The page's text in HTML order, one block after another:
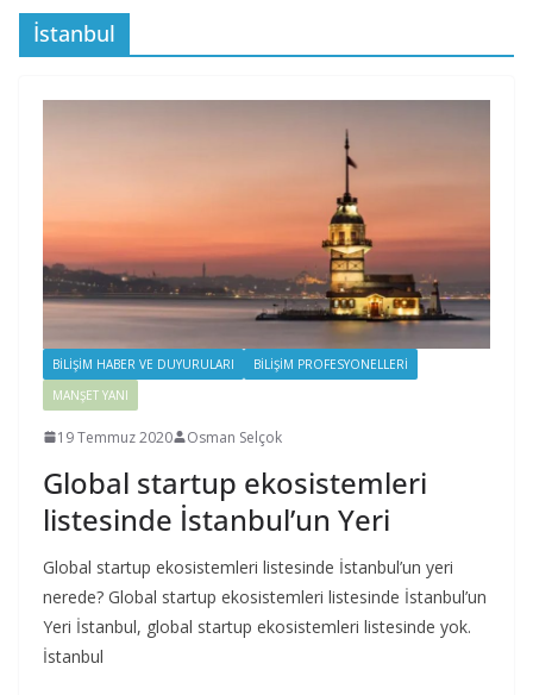
İstanbul
BILIŞIM HABER VE DUYURULARI
BILIŞIM PROFESYONELLERI
MANŞET YANI
19 Temmuz 2020 Osman Selçok
Global startup ekosistemleri
listesinde İstanbul’un Yeri
Global startup ekosistemleri listesinde İstanbul’un yeri
nerede? Global startup ekosistemleri listesinde İstanbul’un
Yeri İstanbul, global startup ekosistemleri listesinde yok.
İstanbul